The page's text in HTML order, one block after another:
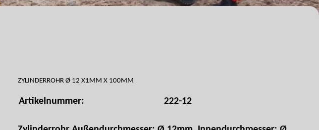
ZYLINDERROHR Ø 12 X1MM X 100MM
Artikelnummer: 222-12